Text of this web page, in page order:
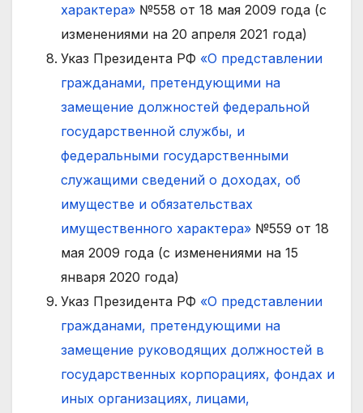
характера» №558 от 18 мая 2009 года (с
изменениями на 20 апреля 2021 года)
Указ Президента РФ «О представлении
гражданами, претендующими на
замещение должностей федеральной
государственной службы, и
федеральными государственными
служащими сведений о доходах, об
имуществе и обязательствах
имущественного характера» №559 от 18
мая 2009 года (с изменениями на 15
января 2020 года)
Указ Президента РФ «О представлении
гражданами, претендующими на
замещение руководящих должностей в
государственных корпорациях, фондах и
иных организациях, лицами,